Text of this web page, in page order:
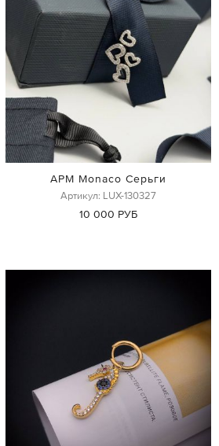
APM Monaco Серьги
Артикул: LUX-130327
10 000 РУБ